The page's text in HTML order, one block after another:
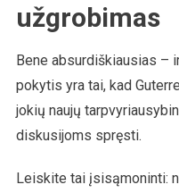
užgrobimas
Bene absurdiškiausias –
pokytis yra tai, kad
jokių naujų
diskusijoms spręsti.
Leiskite tai įsisąmoninti: